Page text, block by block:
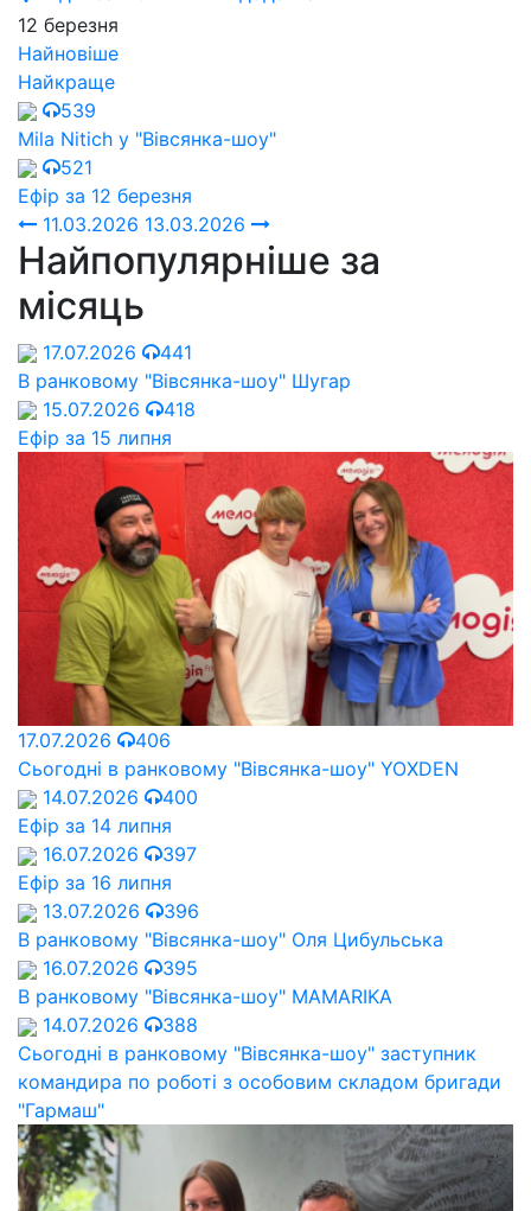
12 березня
Найновіше
Найкраще
539
Mila Nitich у "Вівсянка-шоу"
521
Ефір за 12 березня
11.03.2026 13.03.2026
Найпопулярніше за
місяць
17.07.2026
441
В ранковому "Вівсянка-шоу" Шугар
15.07.2026
418
Ефір за 15 липня
17.07.2026
406
Сьогодні в ранковому "Вівсянка-шоу" YOXDEN
14.07.2026
400
Ефір за 14 липня
16.07.2026
397
Ефір за 16 липня
13.07.2026
396
В ранковому "Вівсянка-шоу" Оля Цибульська
16.07.2026
395
В ранковому "Вівсянка-шоу" MAMARIKA
14.07.2026
388
Сьогодні в ранковому "Вівсянка-шоу" заступник
командира по роботі з особовим складом бригади
"Гармаш"